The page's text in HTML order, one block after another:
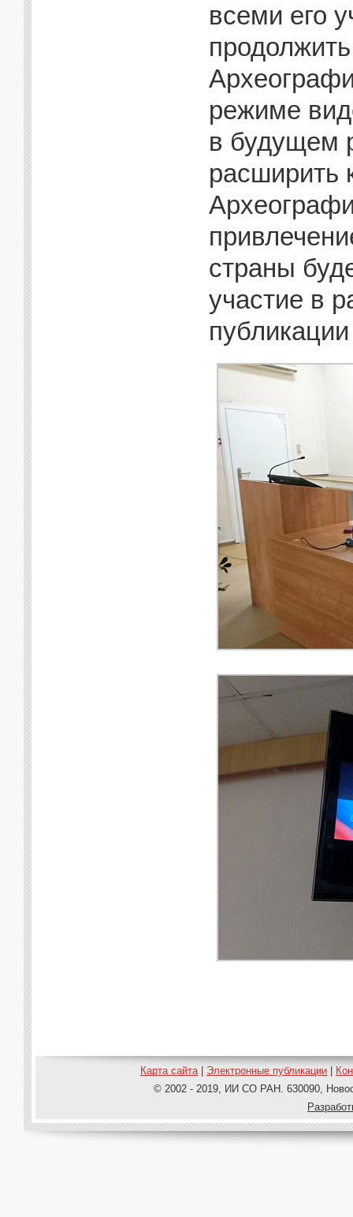
всеми его
режиме
в будущем
расширить
страны
участие в
Карта сайта| Электронные публикации
© 2002 - 2019, ИИ СО РАН. 630090,